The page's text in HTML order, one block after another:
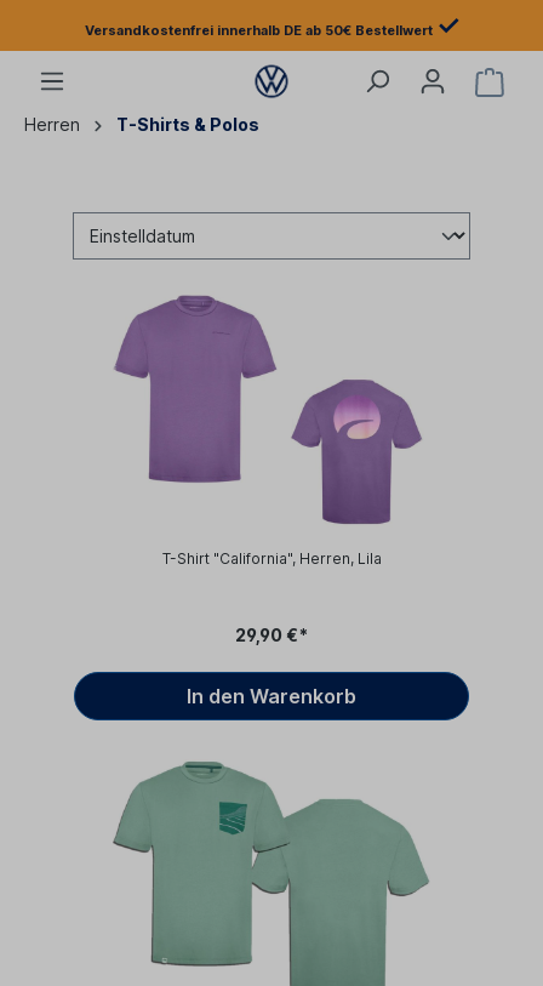
Versandkostenfrei innerhalb DE ab 50€ Bestellwert ✓
Herren T-Shirts & Polos
T-Shirt "California", Herren, Lila
29,90 €*
In den Warenkorb